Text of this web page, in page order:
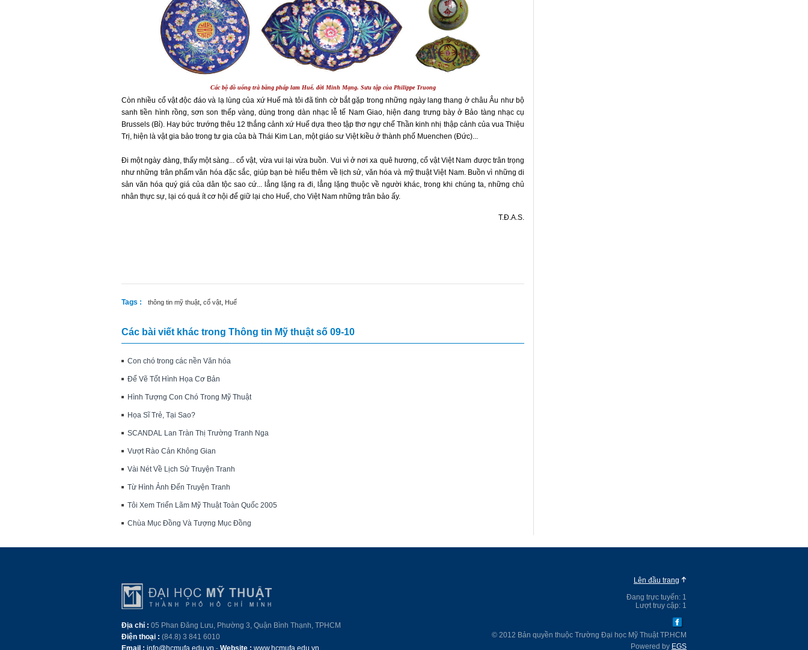
Các bộ đồ uống trà bằng pháp lam Huế, đời Minh Mạng. Sưu tập của Philippe Truong
Còn nhiều cổ vật độc đáo và lạ lùng của xứ Huế mà tôi đã tình cờ bắt gặp trong những ngày lang thang ở châu Âu như bộ
sanh tiền hình rồng, sơn son thếp vàng, dùng trong dàn nhạc lễ tế Nam Giao, hiện đang trưng bày ở Bảo tàng nhạc cụ
Brussels (Bỉ). Hay bức trướng thêu 12 thắng cảnh xứ Huế dựa theo tập thơ ngự chế Thần kinh nhị thập cảnh của vua Thiệu
Trị, hiện là vật gia bảo trong tư gia của bà Thái Kim Lan, một giáo sư Việt kiều ở thành phố Muenchen (Đức)...
Đi một ngày đàng, thấy một sàng... cổ vật, vừa vui lại vừa buồn. Vui vì ở nơi xa quê hương, cổ vật Việt Nam được trân trọng
như những trân phẩm văn hóa đặc sắc, giúp bạn bè hiểu thêm về lịch sử, văn hóa và mỹ thuật Việt Nam. Buồn vì những di
sản văn hóa quý giá của dân tộc sao cứ... lẳng lặng ra đi, lẳng lặng thuộc về người khác, trong khi chúng ta, những chủ
nhân thực sự, lại có quá ít cơ hội để giữ lại cho Huế, cho Việt Nam những trân bảo ấy.
T.Đ.A.S.
Tags : thông tin mỹ thuật, cổ vật, Huế
Các bài viết khác trong Thông tin Mỹ thuật số 09-10
Con chó trong các nền Văn hóa
Để Vẽ Tốt Hình Họa Cơ Bản
Hình Tượng Con Chó Trong Mỹ Thuật
Họa Sĩ Trẻ, Tại Sao?
SCANDAL Lan Tràn Thị Trường Tranh Nga
Vượt Rào Cản Không Gian
Vài Nét Về Lịch Sử Truyện Tranh
Từ Hình Ảnh Đến Truyện Tranh
Tôi Xem Triển Lãm Mỹ Thuật Toàn Quốc 2005
Chùa Mục Đồng Và Tượng Mục Đồng
Địa chỉ : 05 Phan Đăng Lưu, Phường 3, Quận Bình Thạnh, TPHCM
Điện thoại : (84.8) 3 841 6010
Email : info@hcmufa.edu.vn - Website : www.hcmufa.edu.vn
Lên đầu trang
Đang trực tuyến: 1
Lượt truy cập: 1
© 2012 Bản quyền thuộc Trường Đại học Mỹ Thuật TP.HCM
Powered by EGS